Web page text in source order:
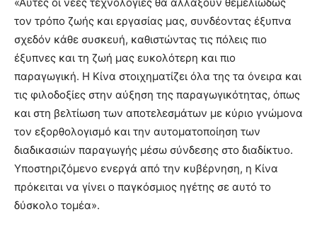
τον τρόπο ζωής και εργασίας μας, συνδέοντας έξυπνα
σχεδόν κάθε συσκευή, καθιστώντας τις πόλεις πιο
έξυπνες και τη ζωή μας ευκολότερη και πιο
παραγωγική. Η Κίνα στοιχηματίζει όλα της τα όνειρα και
τις φιλοδοξίες στην αύξηση της παραγωγικότητας, όπως
και στη βελτίωση των αποτελεσμάτων με κύριο γνώμονα
τον εξορθολογισμό και την αυτοματοποίηση των
διαδικασιών παραγωγής μέσω σύνδεσης στο διαδίκτυο.
Υποστηριζόμενο ενεργά από την κυβέρνηση, η Κίνα
πρόκειται να γίνει ο παγκόσμιος ηγέτης σε αυτό το
δύσκολο τομέα».